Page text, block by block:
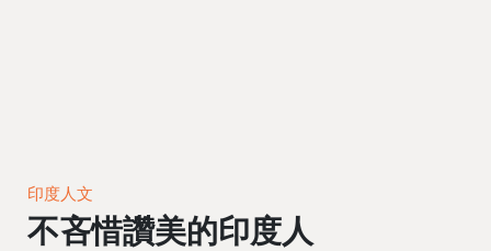
印度人文
不吝惜讚美的印度人